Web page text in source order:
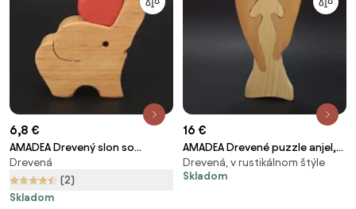
6,8 €
AMADEA Drevený slon so
srdcom, masívne drevo, 6x5x2
cm
Drevená
(2)
Skladom
16 €
AMADEA Drevené puzzle anjel,
masívne drevo dvoch druhov
drevín, 25 cm
Drevená, v rustikálnom štýle
Skladom